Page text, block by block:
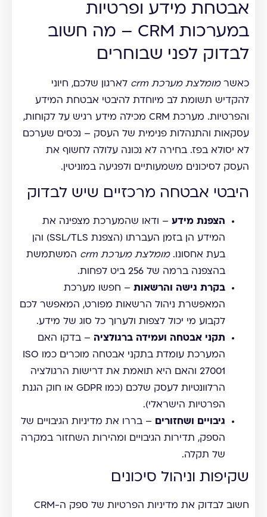
אבטחת מידע ופרטיות
במערכות CRM – מה חשוב
לבדוק לפני שבוחרים
כאשרמומלצת מערכת crm
לארגון שלכם, חיוני
להקדיש תשומת לב מיוחדת להיבטי אבטחת המידע
והפרטיות. מערכת CRM מכילה מידע רגיש על לקוחות,
עסקאות והתנהלות פנימית של העסק – נכסים שערכם
לא יסולא בפז. בחירה לא נכונה עלולה לחשוף את
העסק לסיכונים משמעותיים ולפגיעה במוניטין.
היבטי אבטחה מרכזיים שיש לבדוק
הצפנת מידע – ודאו שהמערכת מצפינה את
המידע הן בזמן העברתו (הצפנת SSL/TLS) והן
בעת אחסונו.מומלצת מערכת crm
המשתמשת
בהצפנה ברמה של 256 ביט לפחות.
בקרת גישה והרשאות – חפשו מערכת
המאפשרת ניהול הרשאות מפורט, המאפשר לכם
לקבוע מי יכול לצפות ולערוך כל סוג של מידע.
תקני אבטחה ועמידה ברגולציה – בדקו האם
המערכת עומדת בתקני אבטחה מוכרים כמו ISO
27001 והאם היא תואמת את דרישות הרגולציה
הרלוונטיות לעסק שלכם (כמו GDPR או חוק הגנת
הפרטיות הישראלי).
גיבויים ושחזורים – בררו את מדיניות הגיבויים של
הספק, תדירות הגיבויים ומהירות השחזור במקרה
של תקלה.
שקיפות וניהול סיכונים
חשוב לבדוק את מדיניות הפרטיות של ספק ה-CRM